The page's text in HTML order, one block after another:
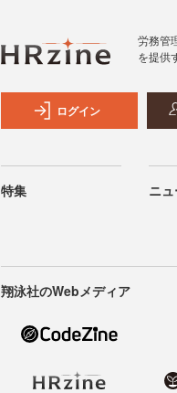
労務管
を提供
ログイン
特集 ニ
翔泳社のWebメディア